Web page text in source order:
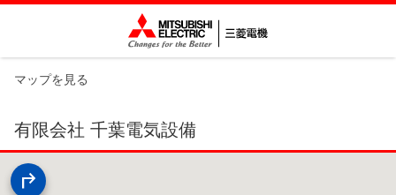
マップを見る
有限会社 千葉電気設備